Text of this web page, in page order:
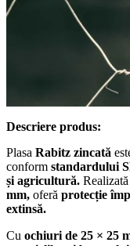
Descriere produs:
Plasa Rabitz zincată
conform standardului
și agricultură.
mm, oferă protecție
extinsă.
Cu ochiuri de 25 × 25